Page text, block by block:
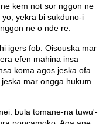
kem not sor nggon ne
yekra bi sukduno-i
ne o nde re.
igers fob. Oisouska mar
efen mahina insa
koma agos jeska ofa
mar ongga hukum
bula tomane-na tuwu'-